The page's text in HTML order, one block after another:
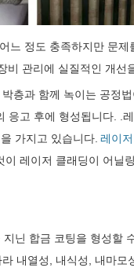
정도 충족하지만 문
관리에 실질적인 개선
층과 함께 녹이는 공정
고 후에 형성됩니다. .
가지고 있습니다. 레이
레이저 클래딩이 어닐
닌 합금 코팅을 형성할
내열성, 내식성, 내마